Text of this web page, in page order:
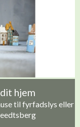
hjem
til fyrfadslys eller